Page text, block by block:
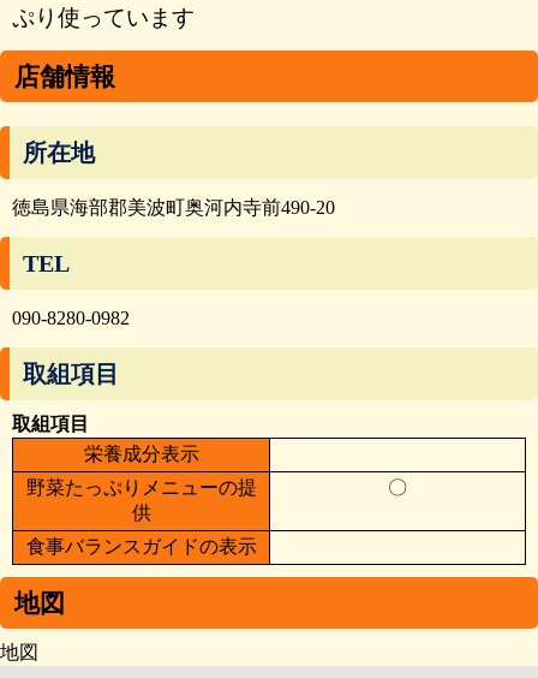
ぷり使っています
店舗情報
所在地
徳島県海部郡美波町奥河内寺前490-20
TEL
090-8280-0982
取組項目
取組項目
栄養成分表示
野菜たっぷりメニューの提
供
〇
食事バランスガイドの表示
地図
地図